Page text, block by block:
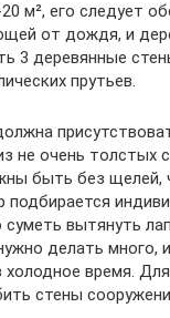
м², его следует
от дождя, и
3 деревянные
прутьев.
не очень толстых
быть без щелей,
подбирается
вытянуть
делать много,
время. Для
стены